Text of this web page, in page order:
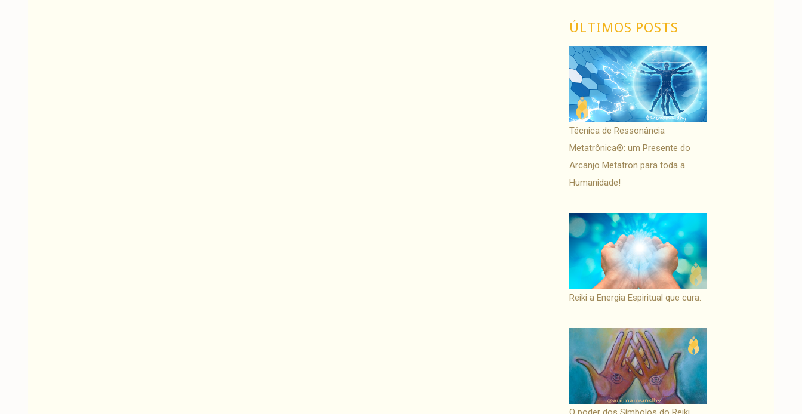
ÚLTIMOS POSTS
Técnica de Ressonância
Metatrônica®: um Presente do
Arcanjo Metatron para toda a
Humanidade!
Reiki a Energia Espiritual que cura.